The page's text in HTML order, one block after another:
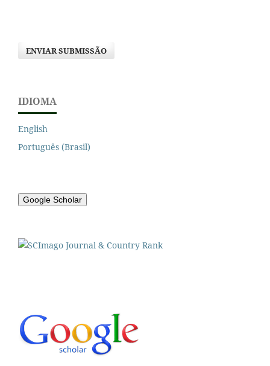
ENVIAR SUBMISSÃO
IDIOMA
English
Português (Brasil)
Google Scholar